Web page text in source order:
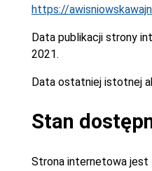
https://
Data publikacji strony
2021.
Data ostatniej istotnej
Stan
Strona internetowa jest